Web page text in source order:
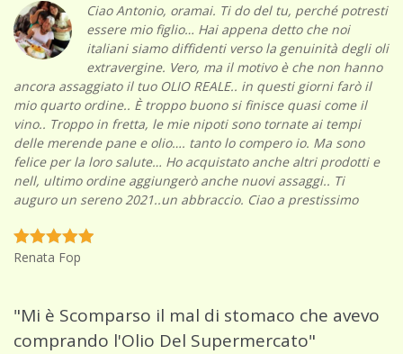
Ciao Antonio, oramai. Ti do del tu, perché potresti
essere mio figlio… Hai appena detto che noi
italiani siamo diffidenti verso la genuinità degli oli
extravergine. Vero, ma il motivo è che non hanno
ancora assaggiato il tuo OLIO REALE.. in questi giorni farò il
mio quarto ordine.. È troppo buono si finisce quasi come il
vino.. Troppo in fretta, le mie nipoti sono tornate ai tempi
delle merende pane e olio…. tanto lo compero io. Ma sono
felice per la loro salute… Ho acquistato anche altri prodotti e
nell, ultimo ordine aggiungerò anche nuovi assaggi.. Ti
auguro un sereno 2021..un abbraccio. Ciao a prestissimo
Renata Fop
"Mi è Scomparso il mal di stomaco che avevo
comprando l'Olio Del Supermercato"